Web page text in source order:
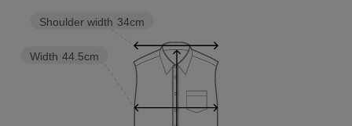
Width 44.5cm
Shoulder width 34cm